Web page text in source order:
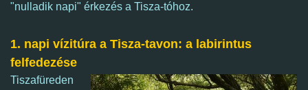
"nulladik napi" érkezés a Tisza-tóhoz.
1. napi vízitúra a Tisza-tavon: a labirintus
felfedezése
Tiszafüreden